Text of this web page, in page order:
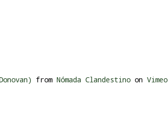
from Nómada Clandestino on Vimeo